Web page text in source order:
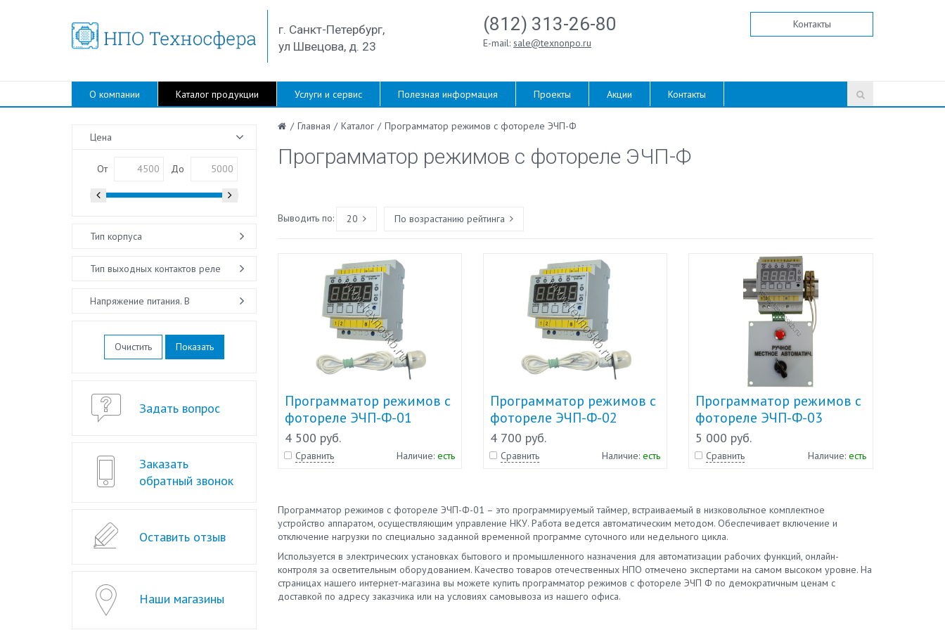
г. Санкт-Петербург,
ул Швецова, д. 23
(812) 313-26-80
E-mail: sale@texnonpo.ru
Контакты
О компании Каталог продукции Услуги и сервис Полезная информация Проекты Акции Контакты
/ Главная / Каталог / Программатор режимов с фотореле ЭЧП-Ф
Программатор режимов с фотореле ЭЧП-Ф
Выводить по: 20 По возрастанию рейтинга
Программатор режимов с
фотореле ЭЧП-Ф-01
4 500 руб.
Сравнить Наличие:есть
Программатор режимов с
фотореле ЭЧП-Ф-02
4 700 руб.
Сравнить Наличие: есть
Программатор режимов с
фотореле ЭЧП-Ф-03
5 000 руб.
Сравнить Наличие:есть
Программатор режимов с фотореле ЭЧП-Ф-01 – это программируемый таймер, встраиваемый в низковольтное комплектное
устройство аппаратом, осуществляющим управление НКУ. Работа ведется автоматическим методом. Обеспечивает включение и
отключение нагрузки по специально заданной временной программе суточного или недельного цикла.
Используется в электрических установках бытового и промышленного назначения для автоматизации рабочих функций, онлайн-
контроля за осветительным оборудованием. Качество товаров отечественных НПО отмечено экспертами на самом высоком уровне. На
страницах нашего интернет-магазина вы можете купить программатор режимов с фотореле ЭЧП Ф по демократичным ценам с
доставкой по адресу заказчика или на условиях самовывоза из нашего офиса.
Цена
От До
Тип корпуса
Тип выходных контактов реле
Напряжение питания. В
Очистить
Задать вопрос
Заказать
обратный звонок
Оставить отзыв
Наши магазины